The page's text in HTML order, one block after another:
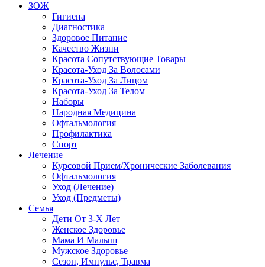
ЗОЖ
Гигиена
Диагностика
Здоровое Питание
Качество Жизни
Красота Сопутствующие Товары
Красота-Уход За Волосами
Красота-Уход За Лицом
Красота-Уход За Телом
Наборы
Народная Медицина
Офтальмология
Профилактика
Спорт
Лечение
Курсовой Прием/Хронические Заболевания
Офтальмология
Уход (Лечение)
Уход (Предметы)
Семья
Дети От 3-Х Лет
Женское Здоровье
Мама И Малыш
Мужское Здоровье
Сезон, Импульс, Травма